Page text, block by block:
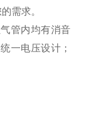
需求。
管内均有消音
一电压设计；